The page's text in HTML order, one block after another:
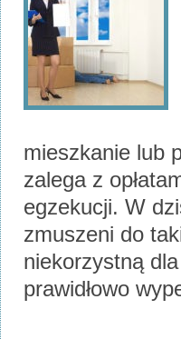
mieszkanie lub
zalega z
egzekucji. W
zmuszeni do
niekorzystną
prawidłowo